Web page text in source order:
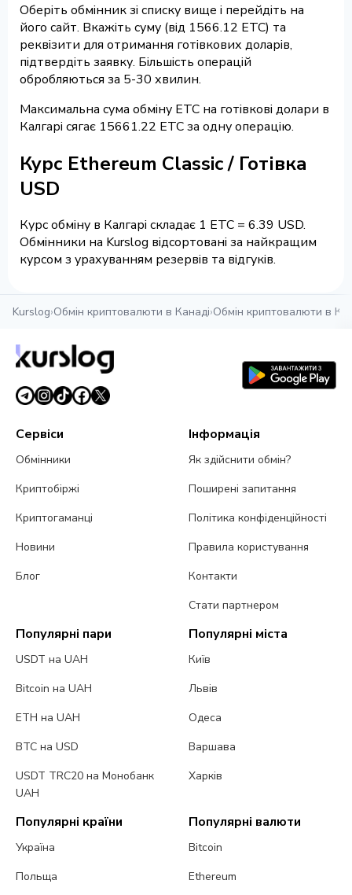
Оберіть обмінник зі списку вище і перейдіть на
його сайт. Вкажіть суму (від 1566.12 ETC) та
реквізити для отримання готівкових доларів,
підтвердіть заявку. Більшість операцій
обробляються за 5-30 хвилин.
Максимальна сума обміну ETC на готівкові долари в
Калгарі сягає 15661.22 ETC за одну операцію.
Курс Ethereum Classic / Готівка
USD
Курс обміну в Калгарі складає 1 ETC = 6.39 USD.
Обмінники на Kurslog відсортовані за найкращим
курсом з урахуванням резервів та відгуків.
Kurslog›Обмін криптовалюти в Канаді›Обмін криптовалюти в
Сервіси
Обмінники
Криптобіржі
Криптогаманці
Новини
Блог
Інформація
Як здійснити обмін?
Поширені запитання
Політика конфіденційності
Правила користування
Контакти
Стати партнером
Популярні пари
USDT на UAH
Bitcoin на UAH
ETH на UAH
BTC на USD
USDT TRC20 на Монобанк
UAH
Популярні міста
Київ
Львів
Одеса
Варшава
Харків
Популярні країни
Україна
Польща
Популярні валюти
Bitcoin
Ethereum